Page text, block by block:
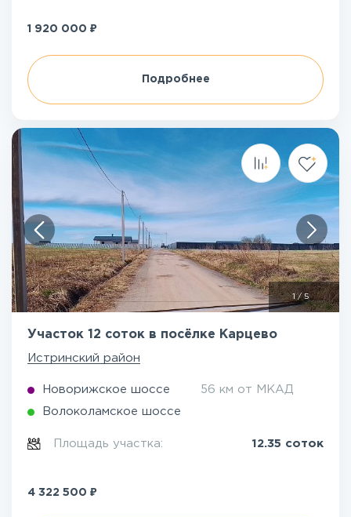
1 920 000 ₽
Подробнее
1/5
Участок 12 соток в посёлке Карцево
Истринский район
Новорижское шоссе 56 км от МКАД
Волоколамское шоссе
Площадь участка: 12.35 соток
4 322 500 ₽